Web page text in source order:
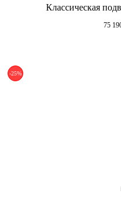
Классическая
75
-25%